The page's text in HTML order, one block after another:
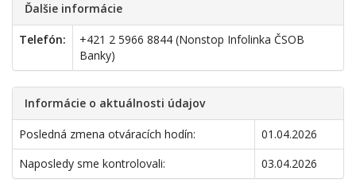
Ďalšie informácie
Telefón:
+421 2 5966 8844 (Nonstop Infolinka ČSOB
Banky)
Informácie o aktuálnosti údajov
Posledná zmena otváracích hodín:
01.04.2026
Naposledy sme kontrolovali:
03.04.2026